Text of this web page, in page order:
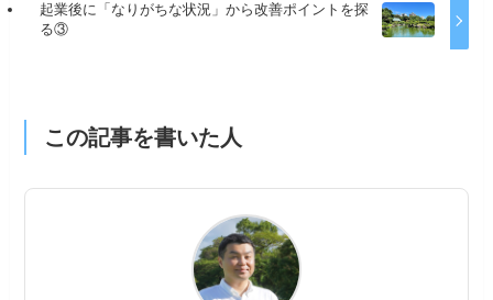
起業後に「なりがちな状況」から改善ポイントを探
る③
この記事を書いた人